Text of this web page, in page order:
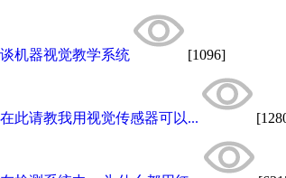
谈机器视觉教学系统 [1096]
在此请教我用视觉传感器可以...